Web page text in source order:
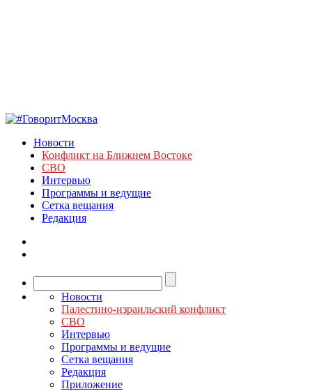
Новости
Конфликт на Ближнем Востоке
СВО
Интервью
Программы и ведущие
Сетка вещания
Редакция
Новости
Палестино-израильский конфликт
СВО
Интервью
Программы и ведущие
Сетка вещания
Редакция
Приложение